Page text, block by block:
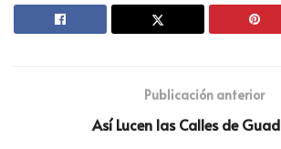
Publicación anterior
Así Lucen las Calles de